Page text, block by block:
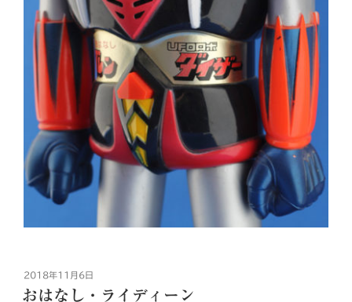
投
稿
2018年11月6日
おはなし・ライディーン